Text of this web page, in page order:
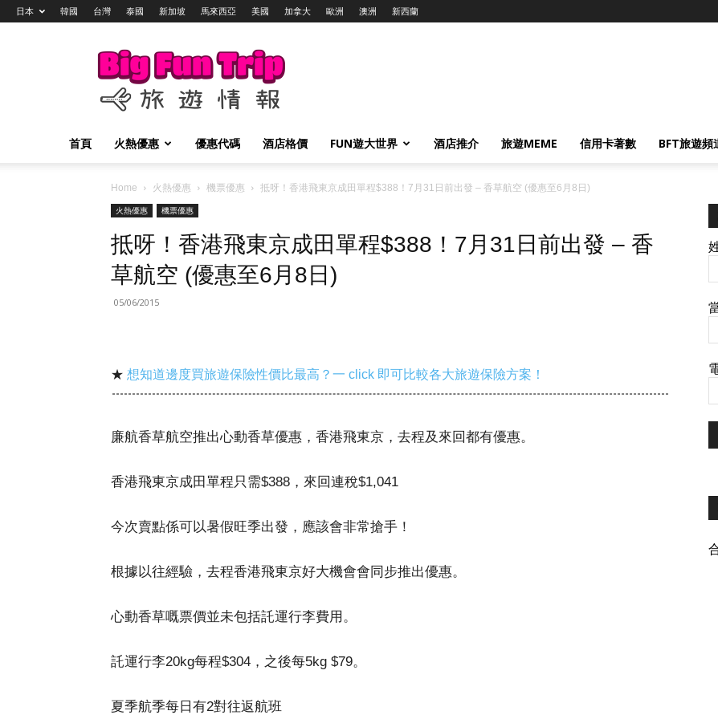
日本 韓國 台灣 泰國 新加坡 馬來西亞 美國 加拿大 歐洲 澳洲 新西蘭
Big
Trip
旅
情
報
首頁 火熱優惠 優惠代碼 酒店格價 FUN遊大世界 酒店推介 旅遊MEME 信用卡著數 BFT旅遊頻
Home 火熱優惠 機票優惠
抵呀！香港飛東京成田單程$388！7月31日前出發 – 香草航空 (優惠至6月8日)
火熱優惠
機票優惠
抵呀！香港飛東京成田單程$388！7月31日前出發 – 香
草航空 (優惠至6月8日)
05/06/2015
★ 想知道邊度買旅遊保險性價比最高？一 click 即可比較各大旅遊保險方案！
廉航香草航空推出心動香草優惠，香港飛東京，去程及來回都有優惠。
香港飛東京成田單程只需$388，來回連稅$1,041
今次賣點係可以暑假旺季出發，應該會非常搶手！
根據以往經驗，去程香港飛東京好大機會會同步推出優惠。
心動香草嘅票價並未包括託運行李費用。
託運行李20kg每程$304，之後每5kg $79。
夏季航季每日有2對往返航班